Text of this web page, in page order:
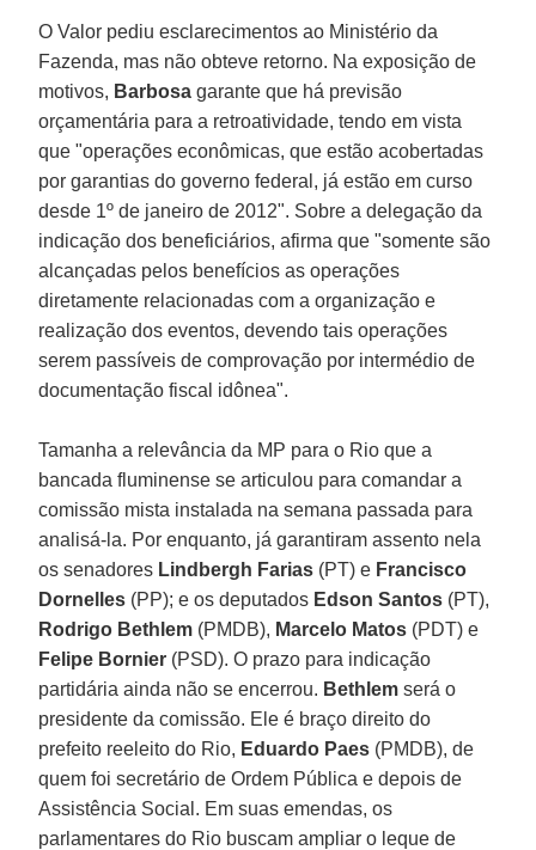
O Valor pediu esclarecimentos ao Ministério da
Fazenda, mas não obteve retorno. Na exposição de
motivos, Barbosagarante que há previsão
orçamentária para a retroatividade, tendo em vista
que "operações econômicas, que estão acobertadas
por garantias do governo federal, já estão em curso
desde 1º de janeiro de 2012". Sobre a delegação da
indicação dos beneficiários, afirma que "somente são
alcançadas pelos benefícios as operações
diretamente relacionadas com a organização e
realização dos eventos, devendo tais operações
serem passíveis de comprovação por intermédio de
documentação fiscal idônea".
Tamanha a relevância da MP para o Rio que a
bancada fluminense se articulou para comandar a
comissão mista instalada na semana passada para
analisá-la. Por enquanto, já garantiram assento nela
os senadores Lindbergh Farias (PT) e Francisco
Dornelles (PP); e os deputados Edson Santos (PT),
Rodrigo Bethlem (PMDB), Marcelo Matos (PDT) e
Felipe Bornier (PSD). O prazo para indicação
partidária ainda não se encerrou. Bethlemserá o
presidente da comissão. Ele é braço direito do
prefeito reeleito do Rio, Eduardo Paes (PMDB), de
quem foi secretário de Ordem Pública e depois de
Assistência Social. Em suas emendas, os
parlamentares do Rio buscam ampliar o leque de